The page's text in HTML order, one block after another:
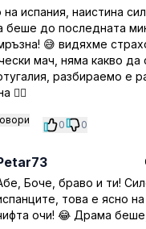
на испания, наистина
беше до последната
😅 видяхме
мач, няма какво
разбираемо е
🤷‍♂️
0 0
Боче, браво и ти!
това е ясно
очи! 😂 Драма